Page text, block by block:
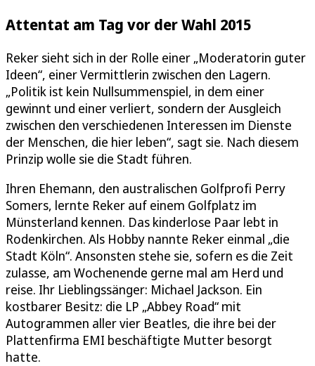
Attentat am Tag vor der Wahl 2015
Reker sieht sich in der Rolle einer „Moderatorin guter
Ideen“, einer Vermittlerin zwischen den Lagern.
„Politik ist kein Nullsummenspiel, in dem einer
gewinnt und einer verliert, sondern der Ausgleich
zwischen den verschiedenen Interessen im Dienste
der Menschen, die hier leben“, sagt sie. Nach diesem
Prinzip wolle sie die Stadt führen.
Ihren Ehemann, den australischen Golfprofi Perry
Somers, lernte Reker auf einem Golfplatz im
Münsterland kennen. Das kinderlose Paar lebt in
Rodenkirchen. Als Hobby nannte Reker einmal „die
Stadt Köln“. Ansonsten stehe sie, sofern es die Zeit
zulasse, am Wochenende gerne mal am Herd und
reise. Ihr Lieblingssänger: Michael Jackson. Ein
kostbarer Besitz: die LP „Abbey Road“ mit
Autogrammen aller vier Beatles, die ihre bei der
Plattenfirma EMI beschäftigte Mutter besorgt
hatte.